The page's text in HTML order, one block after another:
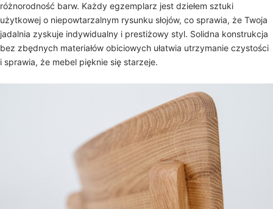
różnorodność barw. Każdy egzemplarz jest dziełem sztuki
użytkowej o niepowtarzalnym rysunku słojów, co sprawia, że Twoja
jadalnia zyskuje indywidualny i prestiżowy styl. Solidna konstrukcja
bez zbędnych materiałów obiciowych ułatwia utrzymanie czystości
i sprawia, że mebel pięknie się starzeje.